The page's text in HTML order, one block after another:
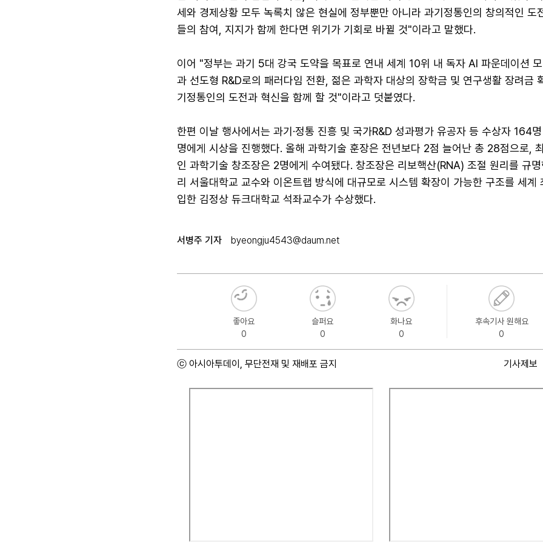
세와 경제상황 모두 녹록치 않은 현실에 정부뿐만 아니라 과기정통인의 창의적인 도
들의 참여, 지지가 함께 한다면 위기가 기회로 바뀔 것"이라고 말했다.
이어 "정부는 과기 5대 강국 도약을 목표로 연내 세계 10위 내 독자 AI 파운데이션
과 선도형 R&D로의 패러다임 전환, 젊은 과학자 대상의 장학금 및 연구생활 장려금
기정통인의 도전과 혁신을 함께 할 것"이라고 덧붙였다.
한편 이날 행사에서는 과기·정통 진흥 및 국가R&D 성과평가 유공자 등 수상자 164
명에게 시상을 진행했다. 올해 과학기술 훈장은 전년보다 2점 늘어난 총 28점으로,
인 과학기술 창조장은 2명에게 수여됐다. 창조장은 리보핵산(RNA) 조절 원리를 규
리 서울대학교 교수와 이온트랩 방식에 대규모로 시스템 확장이 가능한 구조를 세계
입한 김정상 듀크대학교 석좌교수가 수상했다.
서병주 기자 byeongju4543@daum.net
좋아요
0
슬퍼요
0
화나요
0
후속기사 원해요
0
ⓒ 아시아투데이, 무단전재 및 재배포 금지 기사제보